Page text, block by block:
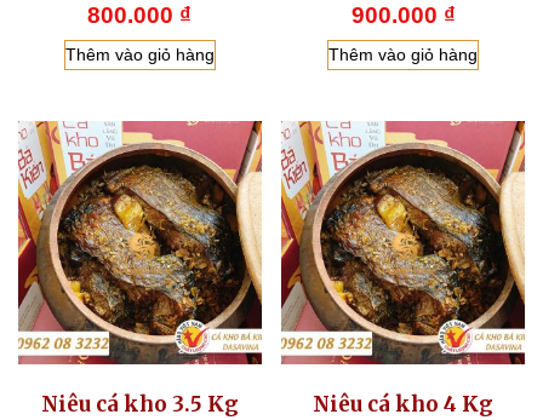
800.000 ₫
Thêm vào giỏ hàng
900.000 ₫
Thêm vào giỏ hàng
Niêu cá kho 3.5 Kg Niêu cá kho 4 Kg